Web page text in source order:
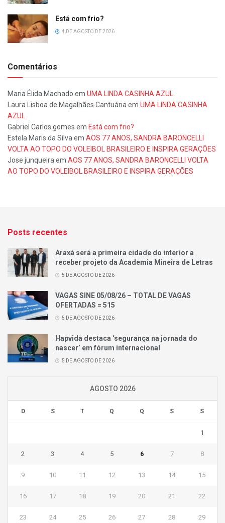
Está com frio?
4 DE AGOSTO DE 2026
Comentários
Maria Élida Machado em UMA LINDA CASINHA AZUL
Laura Lisboa de Magalhães Cantuária em UMA LINDA CASINHA
AZUL
Gabriel Carlos gomes em Está com frio?
Estela Maris da Silva em AOS 77 ANOS, SANDRA BARONCELLI
VOLTA AO TOPO DO VOLEIBOL BRASILEIRO E INSPIRA GERAÇÕES
Jose junqueira em AOS 77 ANOS, SANDRA BARONCELLI VOLTA
AO TOPO DO VOLEIBOL BRASILEIRO E INSPIRA GERAÇÕES
Posts recentes
Araxá será a primeira cidade do interior a
receber projeto da Academia Mineira de Letras
5 DE AGOSTO DE 2026
VAGAS SINE 05/08/26 – TOTAL DE VAGAS
OFERTADAS = 515
5 DE AGOSTO DE 2026
Hapvida destaca ‘segurança na jornada do
nascer’ em fórum internacional
5 DE AGOSTO DE 2026
AGOSTO 2026
D S T Q Q S S
1
2 3 4 5 6 7 8
9 10 11 12 13 14 15
16 17 18 19 20 21 22
23 24 25 26 27 28 29